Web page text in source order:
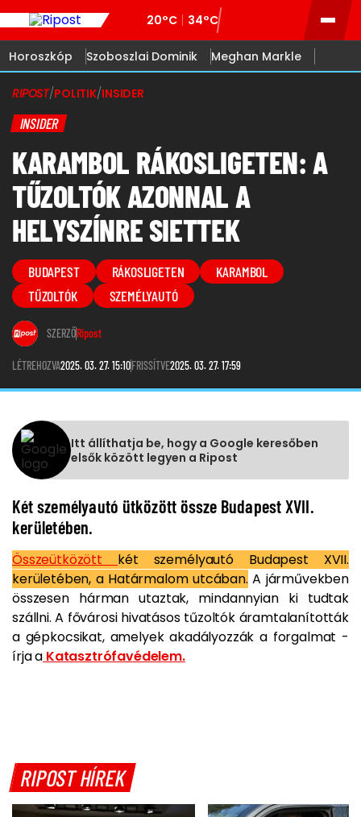
20°C 34°C
Horoszkóp Szoboszlai Dominik Meghan Markle
RIPOST/POLITIK/INSIDER
INSIDER
KARAMBOL RÁKOSLIGETEN: A
TŰZOLTÓK AZONNAL A
HELYSZÍNRE SIETTEK
BUDAPEST RÁKOSLIGETEN
KARAMBOL
TŰZOLTÓK
SZEMÉLYAUTÓ
SZERZŐRipost
LÉTREHOZVA2025. 03. 27. 15:10FRISSÍTVE2025. 03. 27. 17:59
Itt állíthatja be, hogy a Google keresőben
elsők között legyen a Ripost
Két személyautó ütközött össze Budapest XVII.
kerületében.
Összeütközött két személyautó Budapest XVII.
kerületében, a Határmalom utcában. A járművekben
összesen hárman utaztak, mindannyian ki tudtak
szállni. A fővárosi hivatásos tűzoltók áramtalanították
a gépkocsikat, amelyek akadályozzák a forgalmat -
írja a Katasztrófavédelem.
RIPOST HÍREK